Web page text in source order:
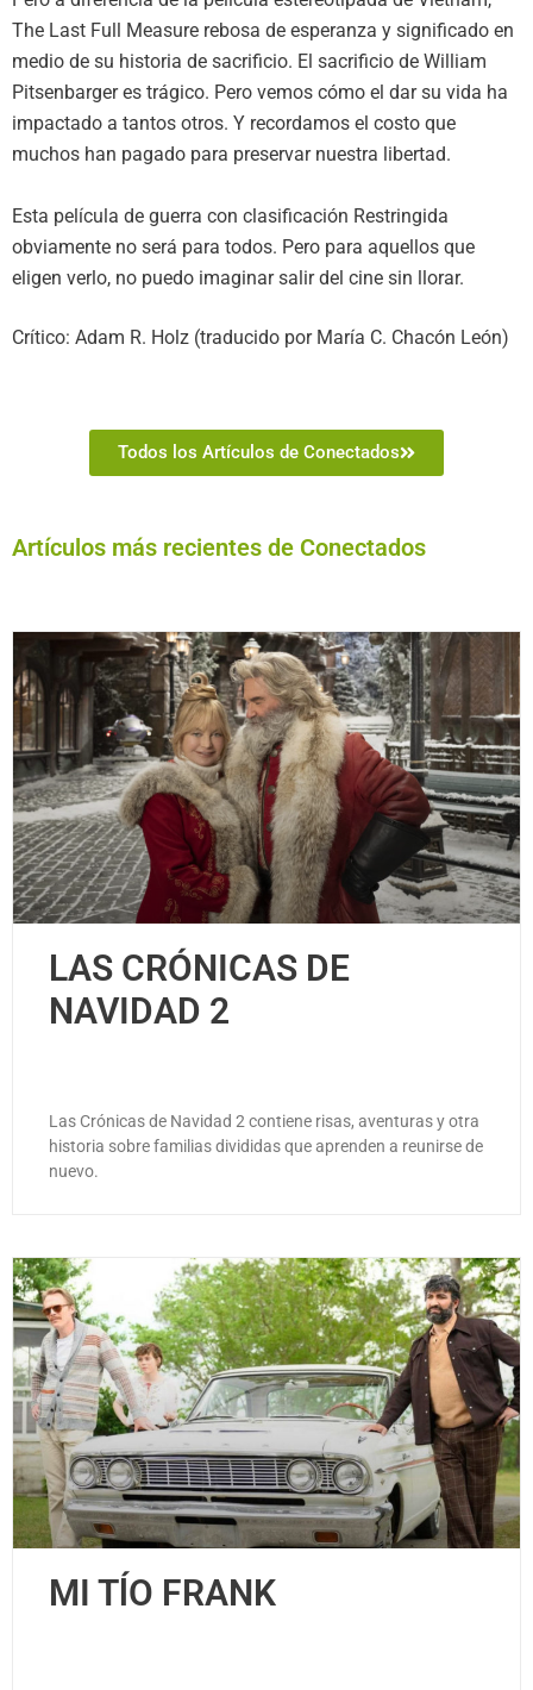
The Last Full Measure rebosa de esperanza y significado en
medio de su historia de sacrificio. El sacrificio de William
Pitsenbarger es trágico. Pero vemos cómo el dar su vida ha
impactado a tantos otros. Y recordamos el costo que
muchos han pagado para preservar nuestra libertad.
Esta película de guerra con clasificación Restringida
obviamente no será para todos. Pero para aquellos que
eligen verlo, no puedo imaginar salir del cine sin llorar.
Crítico: Adam R. Holz (traducido por María C. Chacón León)
Todos los Artículos de Conectados
Artículos más recientes de Conectados
LAS CRÓNICAS DE
NAVIDAD 2
Las Crónicas de Navidad 2 contiene risas, aventuras y otra
historia sobre familias divididas que aprenden a reunirse de
nuevo.
MI TĺO FRANK